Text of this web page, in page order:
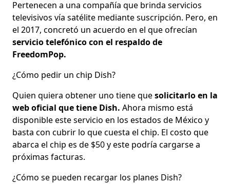
Pertenecen a una compañía que brinda servicios
televisivos vía satélite mediante suscripción. Pero, en
el 2017, concretó un acuerdo en el que ofrecían
servicio telefónico con el respaldo de
FreedomPop.
¿Cómo pedir un chip Dish?
Quien quiera obtener uno tiene quesolicitarlo en la
web oficial que tiene Dish. Ahora mismo está
disponible este servicio en los estados de México y
basta con cubrir lo que cuesta el chip. El costo que
abarca el chip es de $50 y este podría cargarse a
próximas facturas.
¿Cómo se pueden recargar los planes Dish?